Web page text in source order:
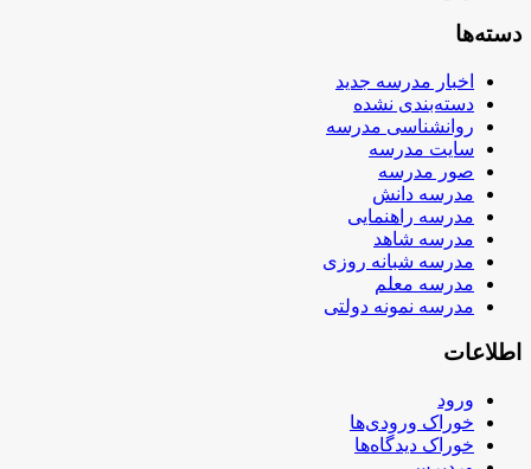
دسته‌ها
اخبار مدرسه جدید
دسته‌بندی نشده
روانشناسی مدرسه
سایت مدرسه
صور مدرسه
مدرسه دانش
مدرسه راهنمایی
مدرسه شاهد
مدرسه شبانه روزی
مدرسه معلم
مدرسه نمونه دولتی
اطلاعات
ورود
خوراک ورودی‌ها
خوراک دیدگاه‌ها